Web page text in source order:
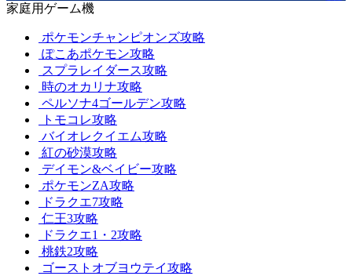
家庭用ゲーム機
ポケモンチャンピオンズ攻略
ぽこあポケモン攻略
スプラレイダース攻略
時のオカリナ攻略
ペルソナ4ゴールデン攻略
トモコレ攻略
バイオレクイエム攻略
紅の砂漠攻略
デイモン&ベイビー攻略
ポケモンZA攻略
ドラクエ7攻略
仁王3攻略
ドラクエ1・2攻略
桃鉄2攻略
ゴーストオブヨウテイ攻略